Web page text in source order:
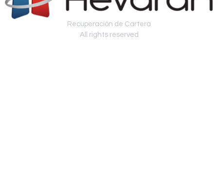
Recuperación de Cartera
All rights reserved